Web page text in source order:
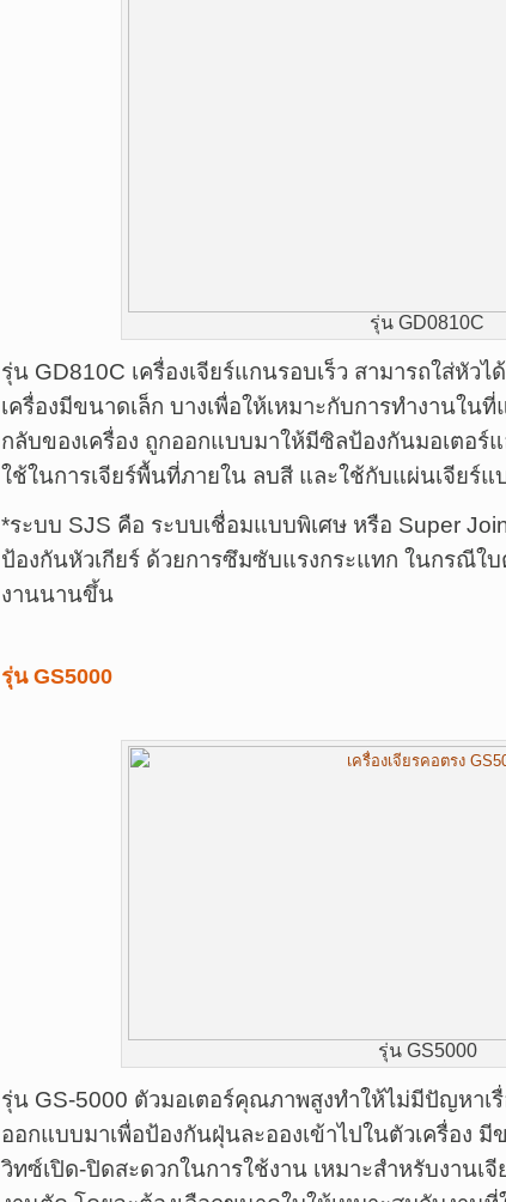
รุ่น GD0810C
รุ่น GD810C เครื่องเจียร์แกนรอบเร็ว สามารถใส่หัว
เครื่องมีขนาดเล็ก บางเพื่อให้เหมาะกับการทำงานใน
กลับของเครื่อง ถูกออกแบบมาให้มีซิลป้องกันมอเตอร์
ใช้ในการเจียร์พื้นที่ภายใน ลบสี และใช้กับแผ่นเจียร์
*ระบบ SJS คือ ระบบเชื่อมแบบพิเศษ หรือ Super
ป้องกันหัวเกียร์ ด้วยการซึมซับแรงกระแทก ในกรณีใ
งานนานขึ้น
รุ่น GS5000
รุ่น GS5000
รุ่น GS-5000 ตัวมอเตอร์คุณภาพสูงทำให้ไม่มีปัญหาเ
ออกแบบมาเพื่อป้องกันฝุ่นละอองเข้าไปในตัวเครื่อง
วิทซ์เปิด-ปิดสะดวกในการใช้งาน เหมาะสำหรับงานเ